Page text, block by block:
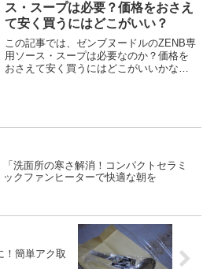
ス・スープは必要？価格をおさえ
て安く買うにはどこがいい？
この記事では、ゼンブヌードルのZENB専
用ソース・スープは必要なのか？価格を
おさえて安く買うにはどこがいいかなど
「洗面所の寒さ解消！コンパクトセラミ
ックファンヒーターで快適な朝を
！簡単アク取